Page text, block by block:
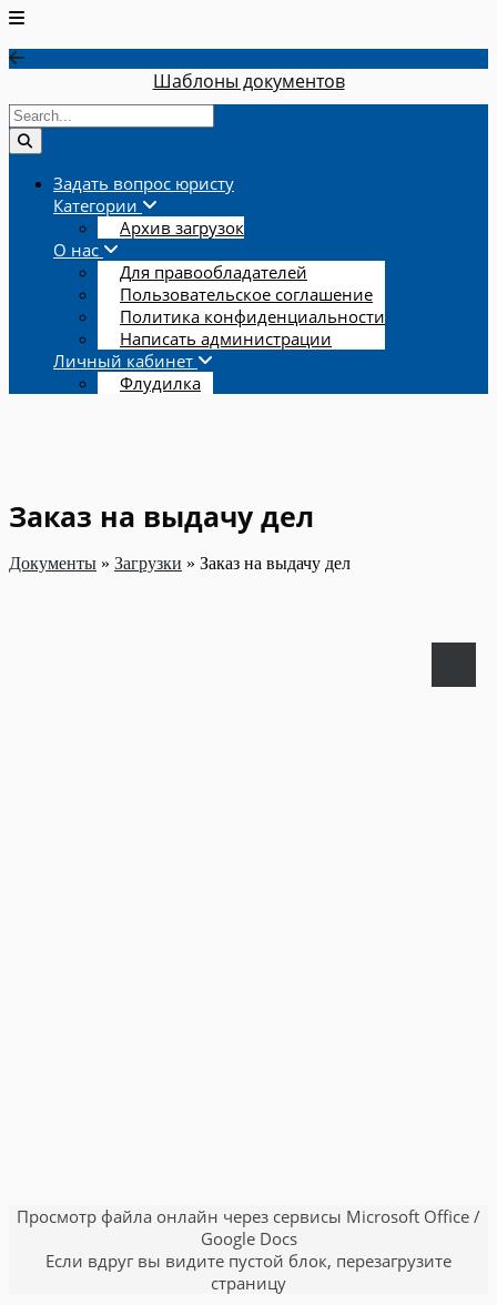
Шаблоны документов
Задать вопрос юристу
Категории
Архив загрузок
О нас
Для правообладателей
Пользовательское соглашение
Политика конфиденциальности
Написать администрации
Личный кабинет
Флудилка
Заказ на выдачу дел
Документы » Загрузки » Заказ на выдачу дел
Просмотр файла онлайн через сервисы Microsoft Office /
Google Docs
Если вдруг вы видите пустой блок, перезагрузите
страницу